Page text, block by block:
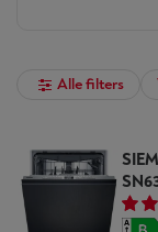
Alle filters